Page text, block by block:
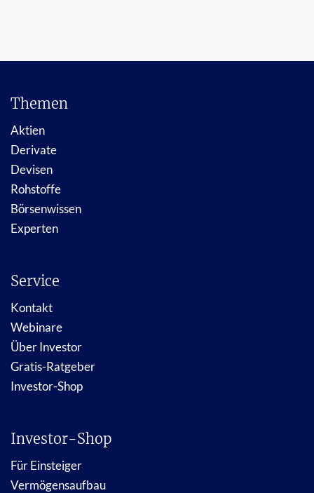
Themen
Aktien
Derivate
Devisen
Rohstoffe
Börsenwissen
Experten
Service
Kontakt
Webinare
Über Investor
Gratis-Ratgeber
Investor-Shop
Investor-Shop
Für Einsteiger
Vermögensaufbau